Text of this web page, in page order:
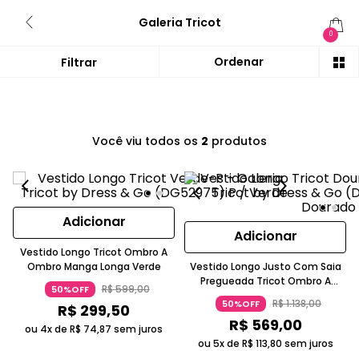
Galeria Tricot
0
Você viu todos os 2 produtos
Adicionar
Vestido Longo Tricot Ombro A
Ombro Manga Longa Verde
50%OFF R$599,00
R$ 299,50
ou 4x de R$ 74,87 sem juros
Adicionar
Vestido Longo Justo Com Saia
Pregueada Tricot Ombro A
Ombro Dourado
50%OFF R$1.138,00
R$ 569,00
ou 5x de R$ 113,80 sem juros